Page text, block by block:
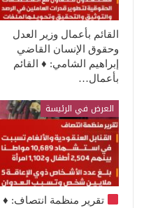
القائم بأعمال وزير العدل
وحقوق الإنسان القاضي
إبراهيم الشامي: ♦️ القائم
بأعمال…
العرض في الرئيسة
تقرير منظمة انتصاف: ♦️